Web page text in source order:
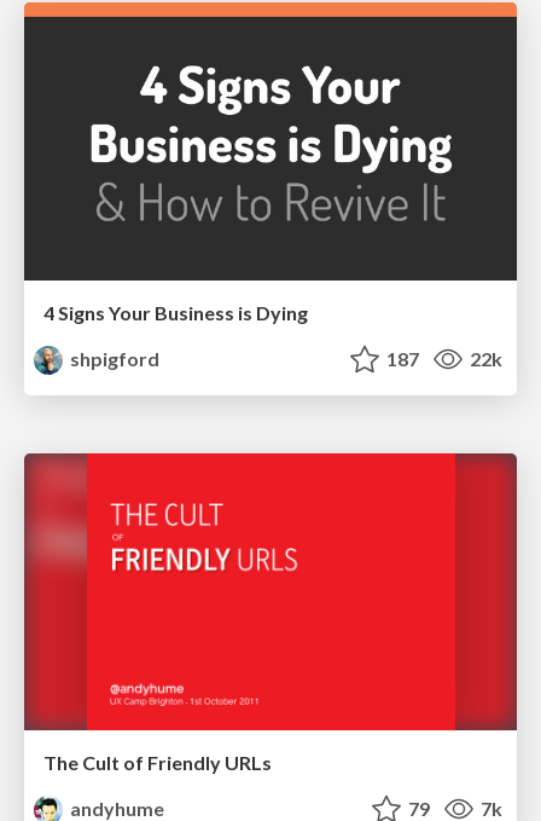
4 Signs Your Business is Dying
shpigford
187 22k
The Cult of Friendly URLs
andyhume
79 7k